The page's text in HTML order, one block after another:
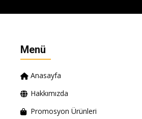
Menü
Anasayfa
Hakkımızda
Promosyon Ürünleri